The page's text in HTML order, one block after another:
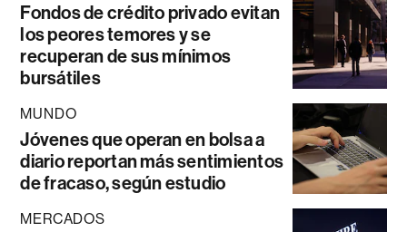
Fondos de crédito privado evitan
los peores temores y se
recuperan de sus mínimos
bursátiles
MUNDO
Jóvenes que operan en bolsa a
diario reportan más sentimientos
de fracaso, según estudio
MERCADOS